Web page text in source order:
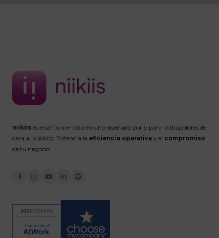
niikiis es el software todo en uno diseñado por y para trabajadores de
cara al público. Potencia la eficiencia operativa y el compromiso
de tu negocio.